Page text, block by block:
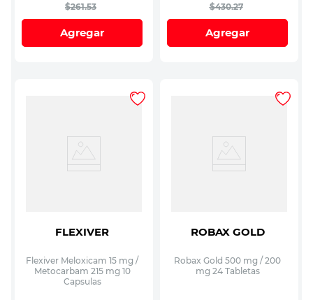
$261.53
Agregar
$430.27
Agregar
FLEXIVER
Flexiver Meloxicam 15 mg /
Metocarbam 215 mg 10
Capsulas
ROBAX GOLD
Robax Gold 500 mg / 200
mg 24 Tabletas